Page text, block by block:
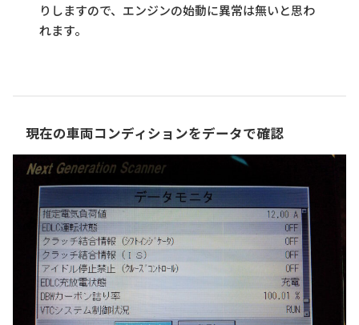
りしますので、エンジンの始動に異常は無いと思わ
れます。
現在の車両コンディションをデータで確認